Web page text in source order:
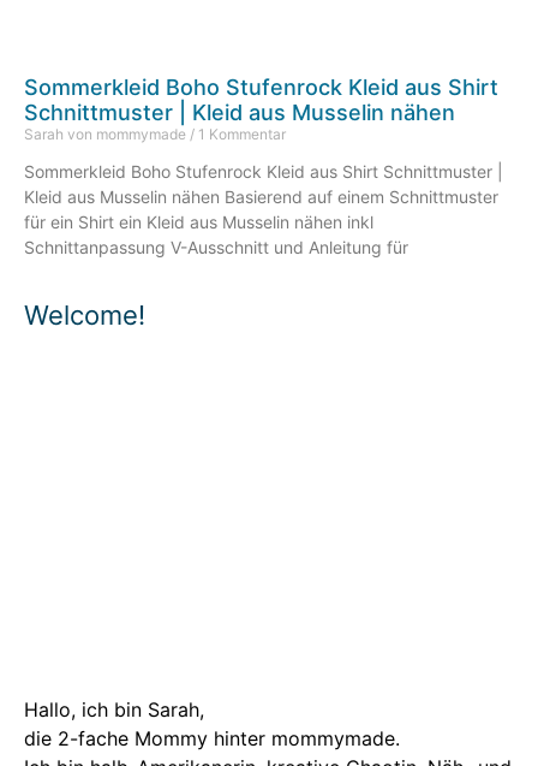
Welcome!
Hallo, ich bin Sarah,
die 2-fache Mommy hinter mommymade.
Sommerkleid Boho Stufenrock Kleid aus Shirt
Schnittmuster | Kleid aus Musselin nähen
Sarah von mommymade 1 Kommentar
Sommerkleid Boho Stufenrock Kleid aus Shirt Schnittmuster |
Kleid aus Musselin nähen Basierend auf einem Schnittmuster
für ein Shirt ein Kleid aus Musselin nähen inkl
Schnittanpassung V-Ausschnitt und Anleitung für